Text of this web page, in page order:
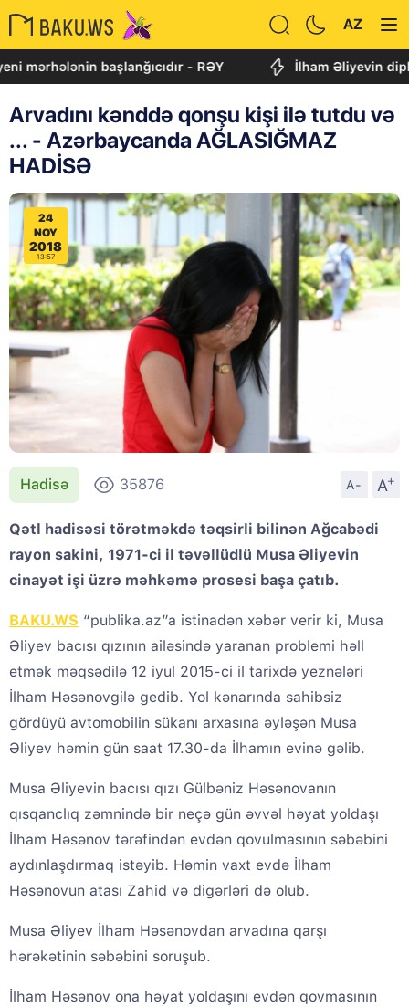
AZ
başlanğıcıdır - RƏY İlham Əliyevin diplomatiyası
Arvadını kənddə qonşu kişi ilə tutdu və
... - Azərbaycanda AĞLASIĞMAZ
HADİSƏ
24
NOY
2018
13:57
Hadisə 35876 A- A
+
Qətl hadisəsi törətməkdə təqsirli bilinən Ağcabədi
rayon sakini, 1971-ci il təvəllüdlü Musa Əliyevin
cinayət işi üzrə məhkəmə prosesi başa çatıb.
BAKU.WS “publika.az”a istinadən xəbər verir ki, Musa
Əliyev bacısı qızının ailəsində yaranan problemi həll
etmək məqsədilə 12 iyul 2015-ci il tarixdə yeznələri
İlham Həsənovgilə gedib. Yol kənarında sahibsiz
gördüyü avtomobilin sükanı arxasına əyləşən Musa
Əliyev həmin gün saat 17.30-da İlhamın evinə gəlib.
Musa Əliyevin bacısı qızı Gülbəniz Həsənovanın
qısqanclıq zəmnində bir neçə gün əvvəl həyat yoldaşı
İlham Həsənov tərəfindən evdən qovulmasının səbəbini
aydınlaşdırmaq istəyib. Həmin vaxt evdə İlham
Həsənovun atası Zahid və digərləri də olub.
Musa Əliyev İlham Həsənovdan arvadına qarşı
hərəkətinin səbəbini soruşub.
İlham Həsənov ona həyat yoldaşını evdən qovmasının